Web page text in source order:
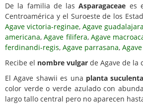
De la familia de lasAsparagaceae es
Centroamérica y el Suroeste de los
Agave victoria-reginae,Agave
americana,Agave filifera,Agave
ferdinandi-regis, Agave parrasana,
Recibe el nombre vulgar de Agave de la
El Agave shawii es una planta suculenta
color verde o verde azulado con
largo tallo central pero no aparecen